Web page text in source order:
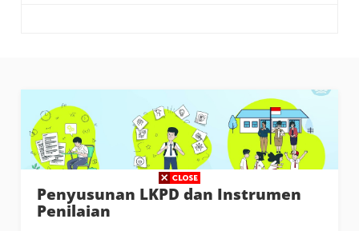
Penyusunan LKPD dan Instrumen
Penilaian